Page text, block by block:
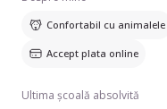
Confortabil cu animalele
Accept plata online
Ultima școală absolvită